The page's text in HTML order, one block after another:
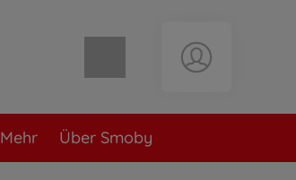
Warenkorb leer
Mehr Über Smoby